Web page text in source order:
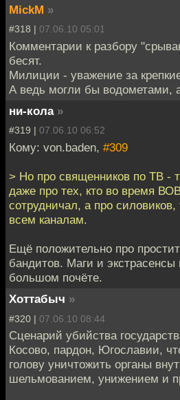
MickM »
#318 | 07.06.10 05:01
Комментарии к разбору
бесят.
Милиции - уважение за
А ведь могли бы водометами,
ни-кола »
#319 | 07.06.10 06:52
Кому: von.baden, #309
> Но про священников по ТВ -
даже про тех, кто во время
сотрудничал, а про
всем каналам.
Ещё положительно про
бандитов. Маги и экстрасенсы
большом почёте.
Хоттабыч »
#320 | 07.06.10 08:44
Сценарий убийства
Косово, пардон, Югославии,
голову уничтожить органы
шельмованием, унижением и